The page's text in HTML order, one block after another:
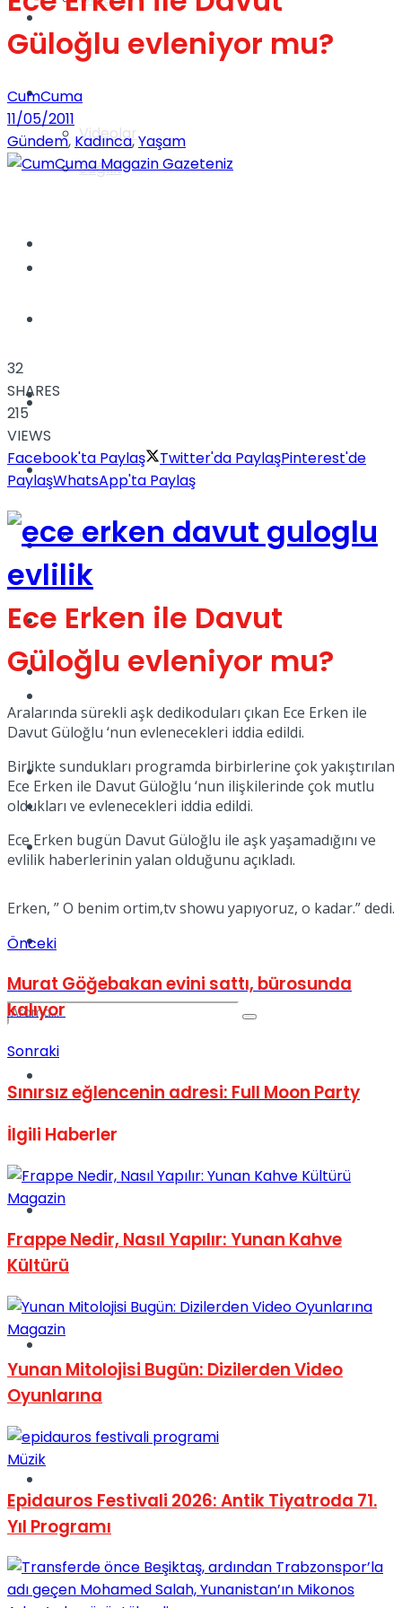
Videolar
Yaşam
Sağlık
TV
Kadınca
Dünya
Müzik
Gündem
Yaşam
Sağlık
Dünya
Türkiye
Müzik
Sinema
Spor
Podcast
No Result
View All Result
Güloğlu evleniyor mu?
CumCuma
11/05/2011
Gündem, Kadınca,Yaşam
32
SHARES
215
VIEWS
Facebook'ta Paylaş
Twitter'da PaylaşPinterest'de
PaylaşWhatsApp'ta Paylaş
Ece Erken ile Davut
Güloğlu evleniyor mu?
Aralarında sürekli aşk dedikoduları çıkan Ece Erken ile
Davut Güloğlu ‘nun evlenecekleri iddia edildi.
Birlikte sundukları programda birbirlerine çok yakıştırılan
Ece Erken ile Davut Güloğlu ‘nun ilişkilerinde çok mutlu
oldukları ve evlenecekleri iddia edildi.
Ece Erken bugün Davut Güloğlu ile aşk yaşamadığını ve
evlilik haberlerinin yalan olduğunu açıkladı.
Erken, ” O benim ortim,tv showu yapıyoruz, o kadar.” dedi.
Önceki
Murat Göğebakan evini sattı, bürosunda
kalıyor
Sonraki
Sınırsız eğlencenin adresi: Full Moon Party
İlgili Haberler
Magazin
Frappe Nedir, Nasıl Yapılır: Yunan Kahve
Kültürü
Magazin
Yunan Mitolojisi Bugün: Dizilerden Video
Oyunlarına
Müzik
Epidauros Festivali 2026: Antik Tiyatroda 71.
Yıl Programı